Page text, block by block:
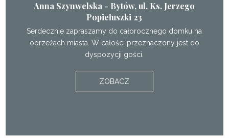
Anna Szynwelska - Bytów, ul. Ks. Jerzego
Popiełuszki 23
Serdecznie zapraszamy do całorocznego domku na
obrzeżach miasta. W całości przeznaczony jest do
dyspozycji gości.
ZOBACZ